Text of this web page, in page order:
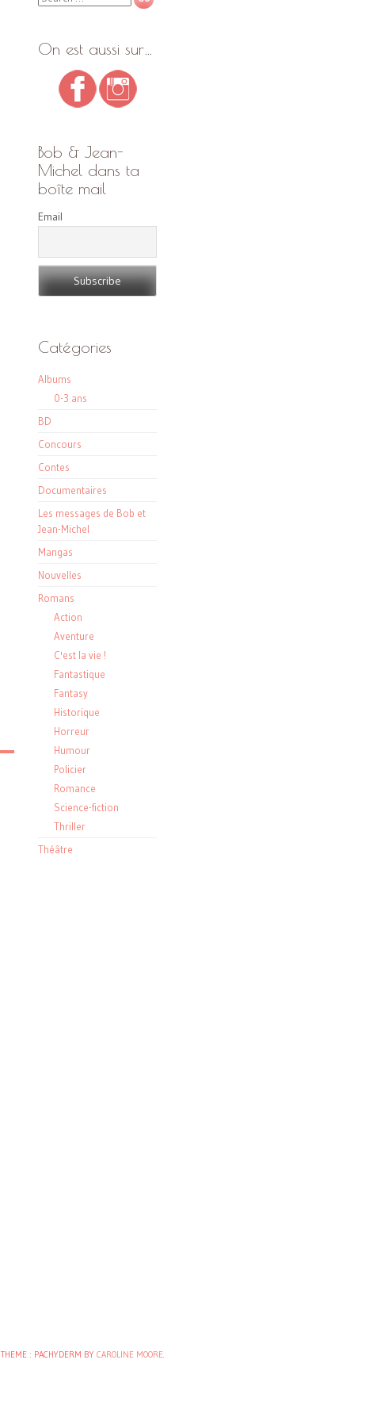
On est aussi sur…
Bob & Jean-
Michel dans ta
boîte mail
Email
Catégories
Albums
0-3 ans
BD
Concours
Contes
Documentaires
Les messages de Bob et
Jean-Michel
Mangas
Nouvelles
Romans
Action
Aventure
C'est la vie !
Fantastique
Fantasy
Historique
Horreur
Humour
Policier
Romance
Science-fiction
Thriller
Théâtre
THEME : PACHYDERM BY CAROLINE MOORE.